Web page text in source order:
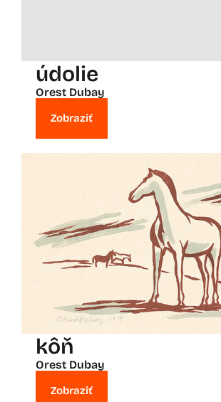
údolie
Orest Dubay
Zobraziť
kôň
Orest Dubay
Zobraziť